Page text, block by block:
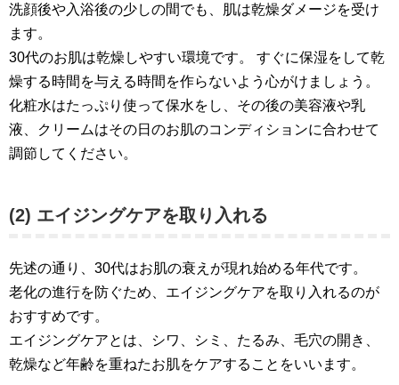
洗顔後や入浴後の少しの間でも、肌は乾燥ダメージを受け
ます。
30代のお肌は乾燥しやすい環境です。 すぐに保湿をして乾
燥する時間を与える時間を作らないよう心がけましょう。
化粧水はたっぷり使って保水をし、その後の美容液や乳
液、クリームはその日のお肌のコンディションに合わせて
調節してください。
(2) エイジングケアを取り入れる
先述の通り、30代はお肌の衰えが現れ始める年代です。
老化の進行を防ぐため、エイジングケアを取り入れるのが
おすすめです。
エイジングケアとは、シワ、シミ、たるみ、毛穴の開き、
乾燥など年齢を重ねたお肌をケアすることをいいます。